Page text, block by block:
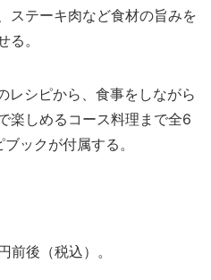
ステーキ肉など食材の旨みを
。
シピから、食事をしながら
楽しめるコース料理まで全6
ックが付属する。
後（税込）。